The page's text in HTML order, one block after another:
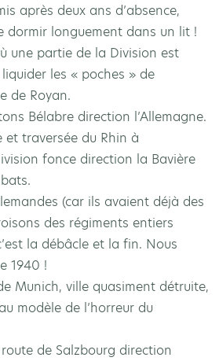
après deux ans d’absence,
dormir longuement dans un lit !
une partie de la Division est
les « poches » de
de Royan.
Bélabre direction l’Allemagne.
et traversée du Rhin à
fonce direction la Bavière
(car ils avaient déjà des
des régiments entiers
la débâcle et la fin. Nous
1940 !
Munich, ville quasiment détruite,
modèle de l’horreur du
de Salzbourg direction